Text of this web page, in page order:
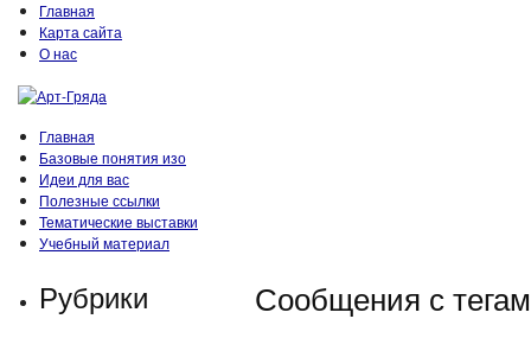
Главная
Карта сайта
О нас
Главная
Базовые понятия изо
Идеи для вас
Полезные ссылки
Тематические выставки
Учебный материал
Рубрики
Сообщения с